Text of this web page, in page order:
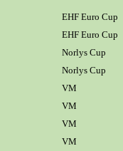
EHF Euro Cup
EHF Euro Cup
Norlys Cup
Norlys Cup
VM
VM
VM
VM